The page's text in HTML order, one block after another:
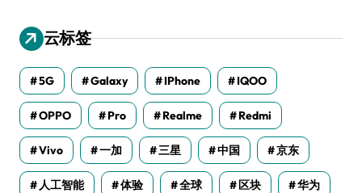
云标签
5G Galaxy IPhone IQOO
OPPO Pro Realme Redmi
Vivo 一加 三星 中国 京东
人工智能 体验 全球 区块 华为